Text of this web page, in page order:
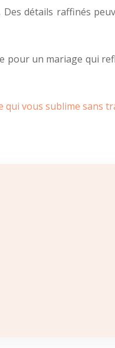
détails raffinés
pour un mariage qui
qui vous sublime sans